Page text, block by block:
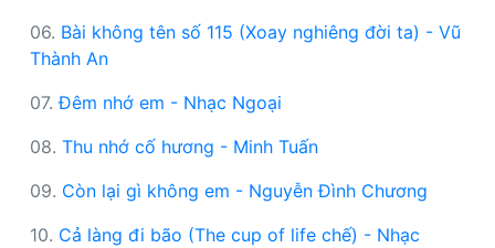
06. Bài không tên số 115 (Xoay nghiêng đời ta) - Vũ
Thành An
07.Đêm nhớ em - Nhạc Ngoại
08. Thu nhớ cố hương - Minh Tuấn
09. Còn lại gì không em - Nguyễn Đình Chương
10. Cả làng đi bão (The cup of life chế) - Nhạc